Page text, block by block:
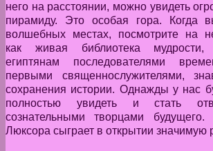
него на расстоянии, можно увидеть
пирамиду. Это особая гора. Когда
волшебных местах, посмотрите на
как живая библиотека мудрости,
египтянам последователями
первыми священнослужителями,
сохранения истории. Однажды у нас
полностью увидеть и стать
сознательными творцами
Люксора сыграет в открытии значимую